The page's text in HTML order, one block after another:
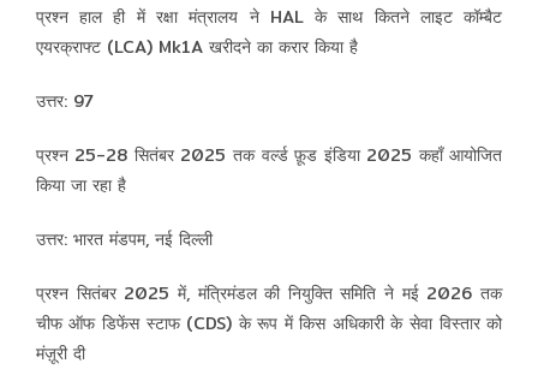
प्रश्न हाल ही में रक्षा मंत्रालय ने HAL के साथ कितने लाइट कॉम्बैट
एयरक्राफ्ट (LCA) Mk1A खरीदने का करार किया है
उत्तर: 97
प्रश्न 25-28 सितंबर 2025 तक वर्ल्ड फ़ूड इंडिया 2025 कहाँ आयोजित
किया जा रहा है
उत्तर: भारत मंडपम, नई दिल्ली
प्रश्न सितंबर 2025 में, मंत्रिमंडल की नियुक्ति समिति ने मई 2026 तक
चीफ ऑफ डिफेंस स्टाफ (CDS) के रूप में किस अधिकारी के सेवा विस्तार को
मंज़ूरी दी